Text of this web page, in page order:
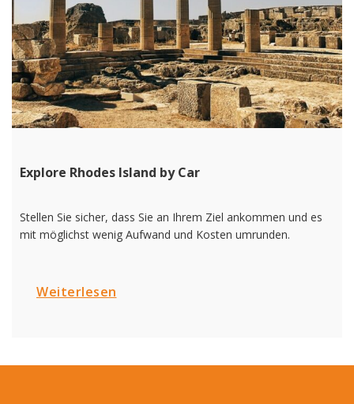
Explore Rhodes Island by Car
Stellen Sie sicher, dass Sie an Ihrem Ziel ankommen und es
mit möglichst wenig Aufwand und Kosten umrunden.
Weiterlesen